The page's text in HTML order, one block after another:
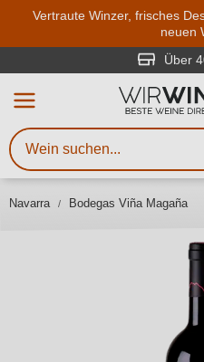
Vertraute Winzer, frisches
neuen
Über
Navarra Bodegas Viña Magaña
Weinsuche
Mindestens 3
Beschreiben
Sie suchen – ob
Region,